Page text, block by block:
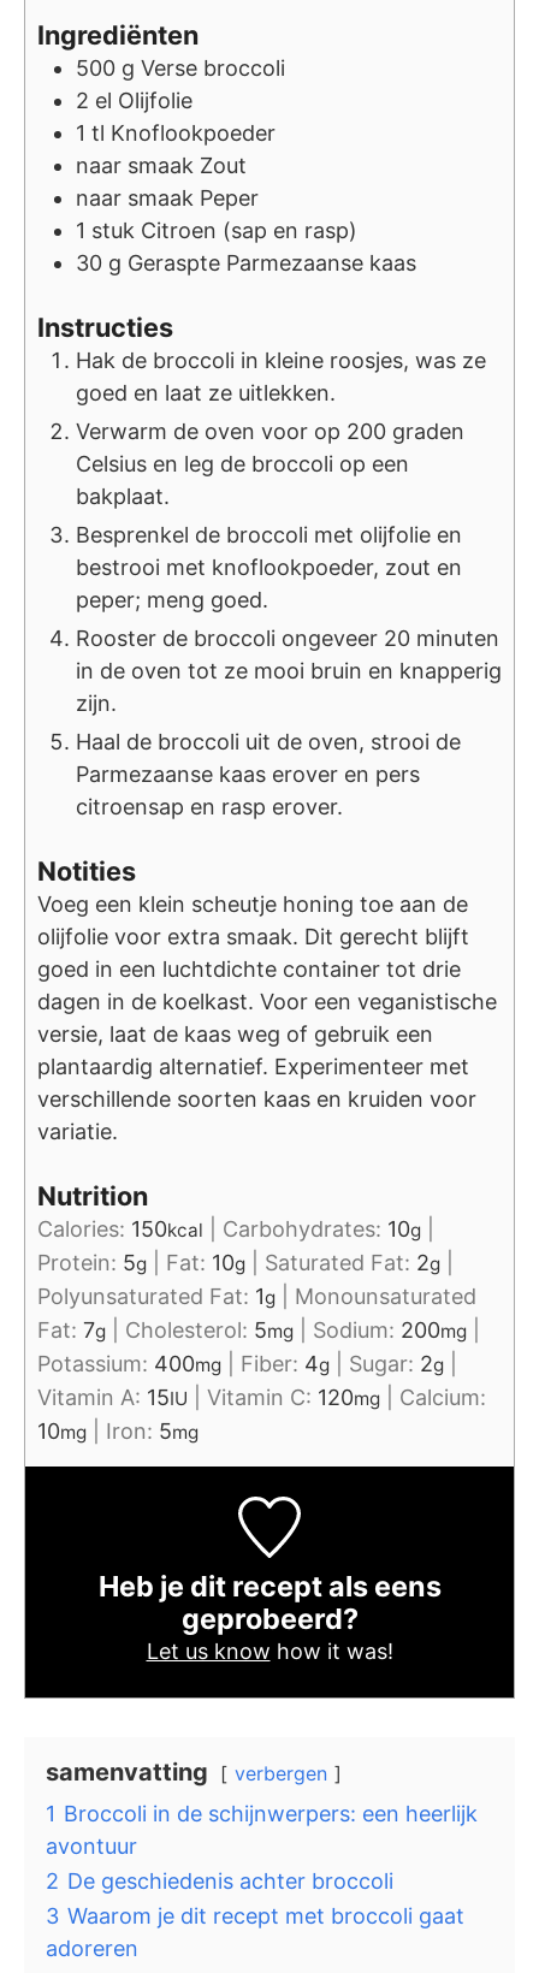
Ingrediënten
500 g Verse broccoli
2 el Olijfolie
1 tl Knoflookpoeder
naar smaak Zout
naar smaak Peper
1 stuk Citroen (sap en rasp)
30 g Geraspte Parmezaanse kaas
Instructies
Hak de broccoli in kleine roosjes, was ze
goed en laat ze uitlekken.
Verwarm de oven voor op 200 graden
Celsius en leg de broccoli op een
bakplaat.
Besprenkel de broccoli met olijfolie en
bestrooi met knoflookpoeder, zout en
peper; meng goed.
Rooster de broccoli ongeveer 20 minuten
in de oven tot ze mooi bruin en knapperig
zijn.
Haal de broccoli uit de oven, strooi de
Parmezaanse kaas erover en pers
citroensap en rasp erover.
Notities
Voeg een klein scheutje honing toe aan de
olijfolie voor extra smaak. Dit gerecht blijft
goed in een luchtdichte container tot drie
dagen in de koelkast. Voor een veganistische
versie, laat de kaas weg of gebruik een
plantaardig alternatief. Experimenteer met
verschillende soorten kaas en kruiden voor
variatie.
Nutrition
Calories: 150kcal Carbohydrates: 10g
Protein: 5g Fat: 10g Saturated Fat: 2g
Polyunsaturated Fat: 1g
Monounsaturated
Fat: 7g Cholesterol: 5mg Sodium: 200mg
Potassium: 400mg Fiber: 4g Sugar: 2g
Vitamin A: 15IU Vitamin C: 120mg
Calcium:
10mg Iron: 5mg
Heb je dit recept als eens
geprobeerd?
Let us know how it was!
samenvatting verbergen
1 Broccoli in de schijnwerpers: een heerlijk
avontuur
2 De geschiedenis achter broccoli
3 Waarom je dit recept met broccoli gaat
adoreren